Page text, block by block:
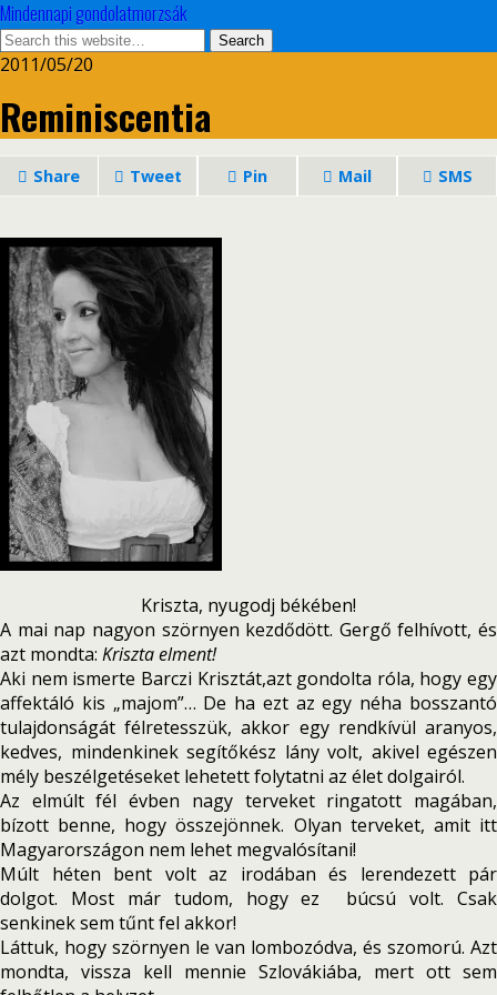
Mindennapi gondolatmorzsák
2011/05/20
Reminiscentia
Share Tweet Pin Mail SMS
Kriszta, nyugodj békében!
A mai nap nagyon szörnyen kezdődött. Gergő felhívott, és
azt mondta: Kriszta elment!
Aki nem ismerte Barczi Krisztát,azt gondolta róla, hogy egy
affektáló kis „majom”… De ha ezt az egy néha bosszantó
tulajdonságát félretesszük, akkor egy rendkívül aranyos,
kedves, mindenkinek segítőkész lány volt, akivel egészen
mély beszélgetéseket lehetett folytatni az élet dolgairól.
Az elmúlt fél évben nagy terveket ringatott magában,
bízott benne, hogy összejönnek. Olyan terveket, amit itt
Magyarországon nem lehet megvalósítani!
Múlt héten bent volt az irodában és lerendezett pár
dolgot. Most már tudom, hogy ez búcsú volt. Csak
senkinek sem tűnt fel akkor!
Láttuk, hogy szörnyen le van lombozódva, és szomorú. Azt
mondta, vissza kell mennie Szlovákiába, mert ott sem